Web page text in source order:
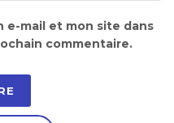
e-mail et mon site dans
commentaire.